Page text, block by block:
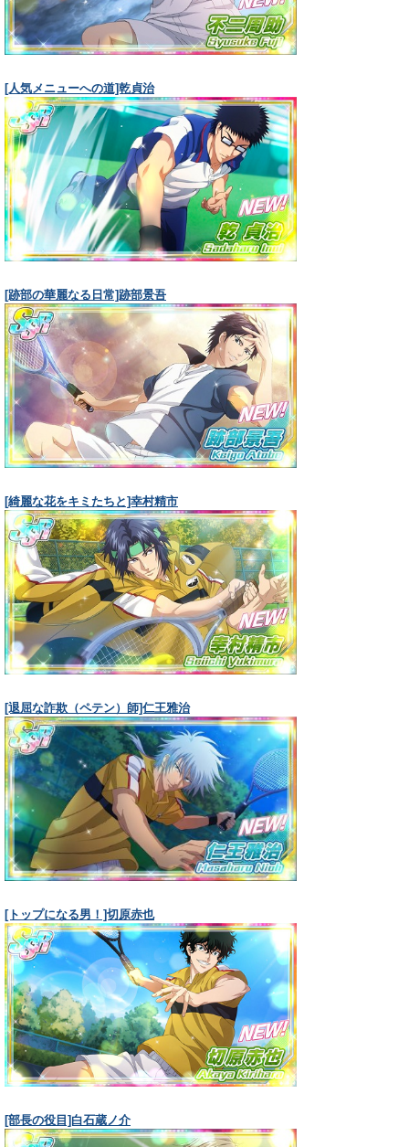
[人気メニューへの道]乾貞治
[跡部の華麗なる日常]跡部景吾
[綺麗な花をキミたちと]幸村精市
[退屈な詐欺（ペテン）師]仁王雅治
[トップになる男！]切原赤也
[部長の役目]白石蔵ノ介